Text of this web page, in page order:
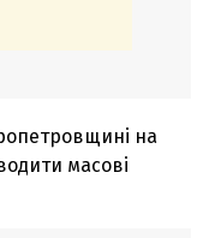
на
масові